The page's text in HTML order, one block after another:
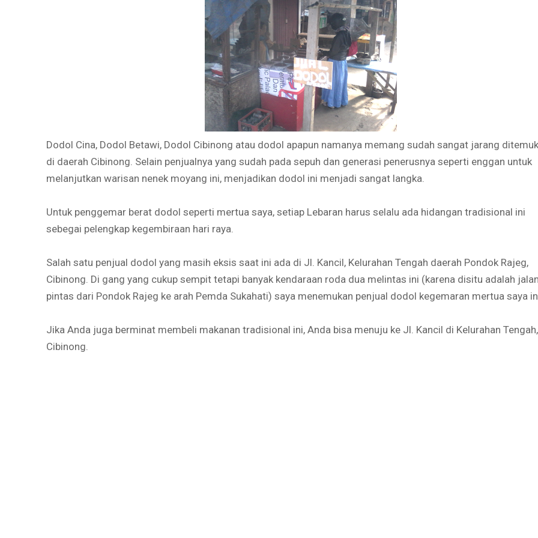
Dodol Cina, Dodol Betawi, Dodol Cibinong atau dodol apapun namanya memang sudah sangat jarang
di daerah Cibinong. Selain penjualnya yang sudah pada sepuh dan generasi penerusnya seperti enggan untuk
melanjutkan warisan nenek moyang ini, menjadikan dodol ini menjadi sangat langka.
Untuk penggemar berat dodol seperti mertua saya, setiap Lebaran harus selalu ada hidangan tradisional ini
sebegai pelengkap kegembiraan hari raya.
Salah satu penjual dodol yang masih eksis saat ini ada di Jl. Kancil, Kelurahan Tengah daerah Pondok Rajeg,
Cibinong. Di gang yang cukup sempit tetapi banyak kendaraan roda dua melintas ini (karena disitu adalah
pintas dari Pondok Rajeg ke arah Pemda Sukahati) saya menemukan penjual dodol kegemaran mertua saya
Jika Anda juga berminat membeli makanan tradisional ini, Anda bisa menuju ke Jl. Kancil di Kelurahan Tengah,
Cibinong.